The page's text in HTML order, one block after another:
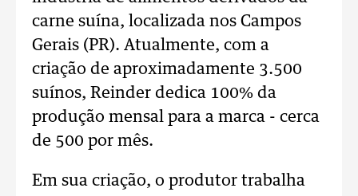
carne suína, localizada nos Campos
Gerais (PR). Atualmente, com a
criação de aproximadamente 3.500
suínos, Reinder dedica 100% da
produção mensal para a marca - cerca
de 500 por mês.
Em sua criação, o produtor trabalha